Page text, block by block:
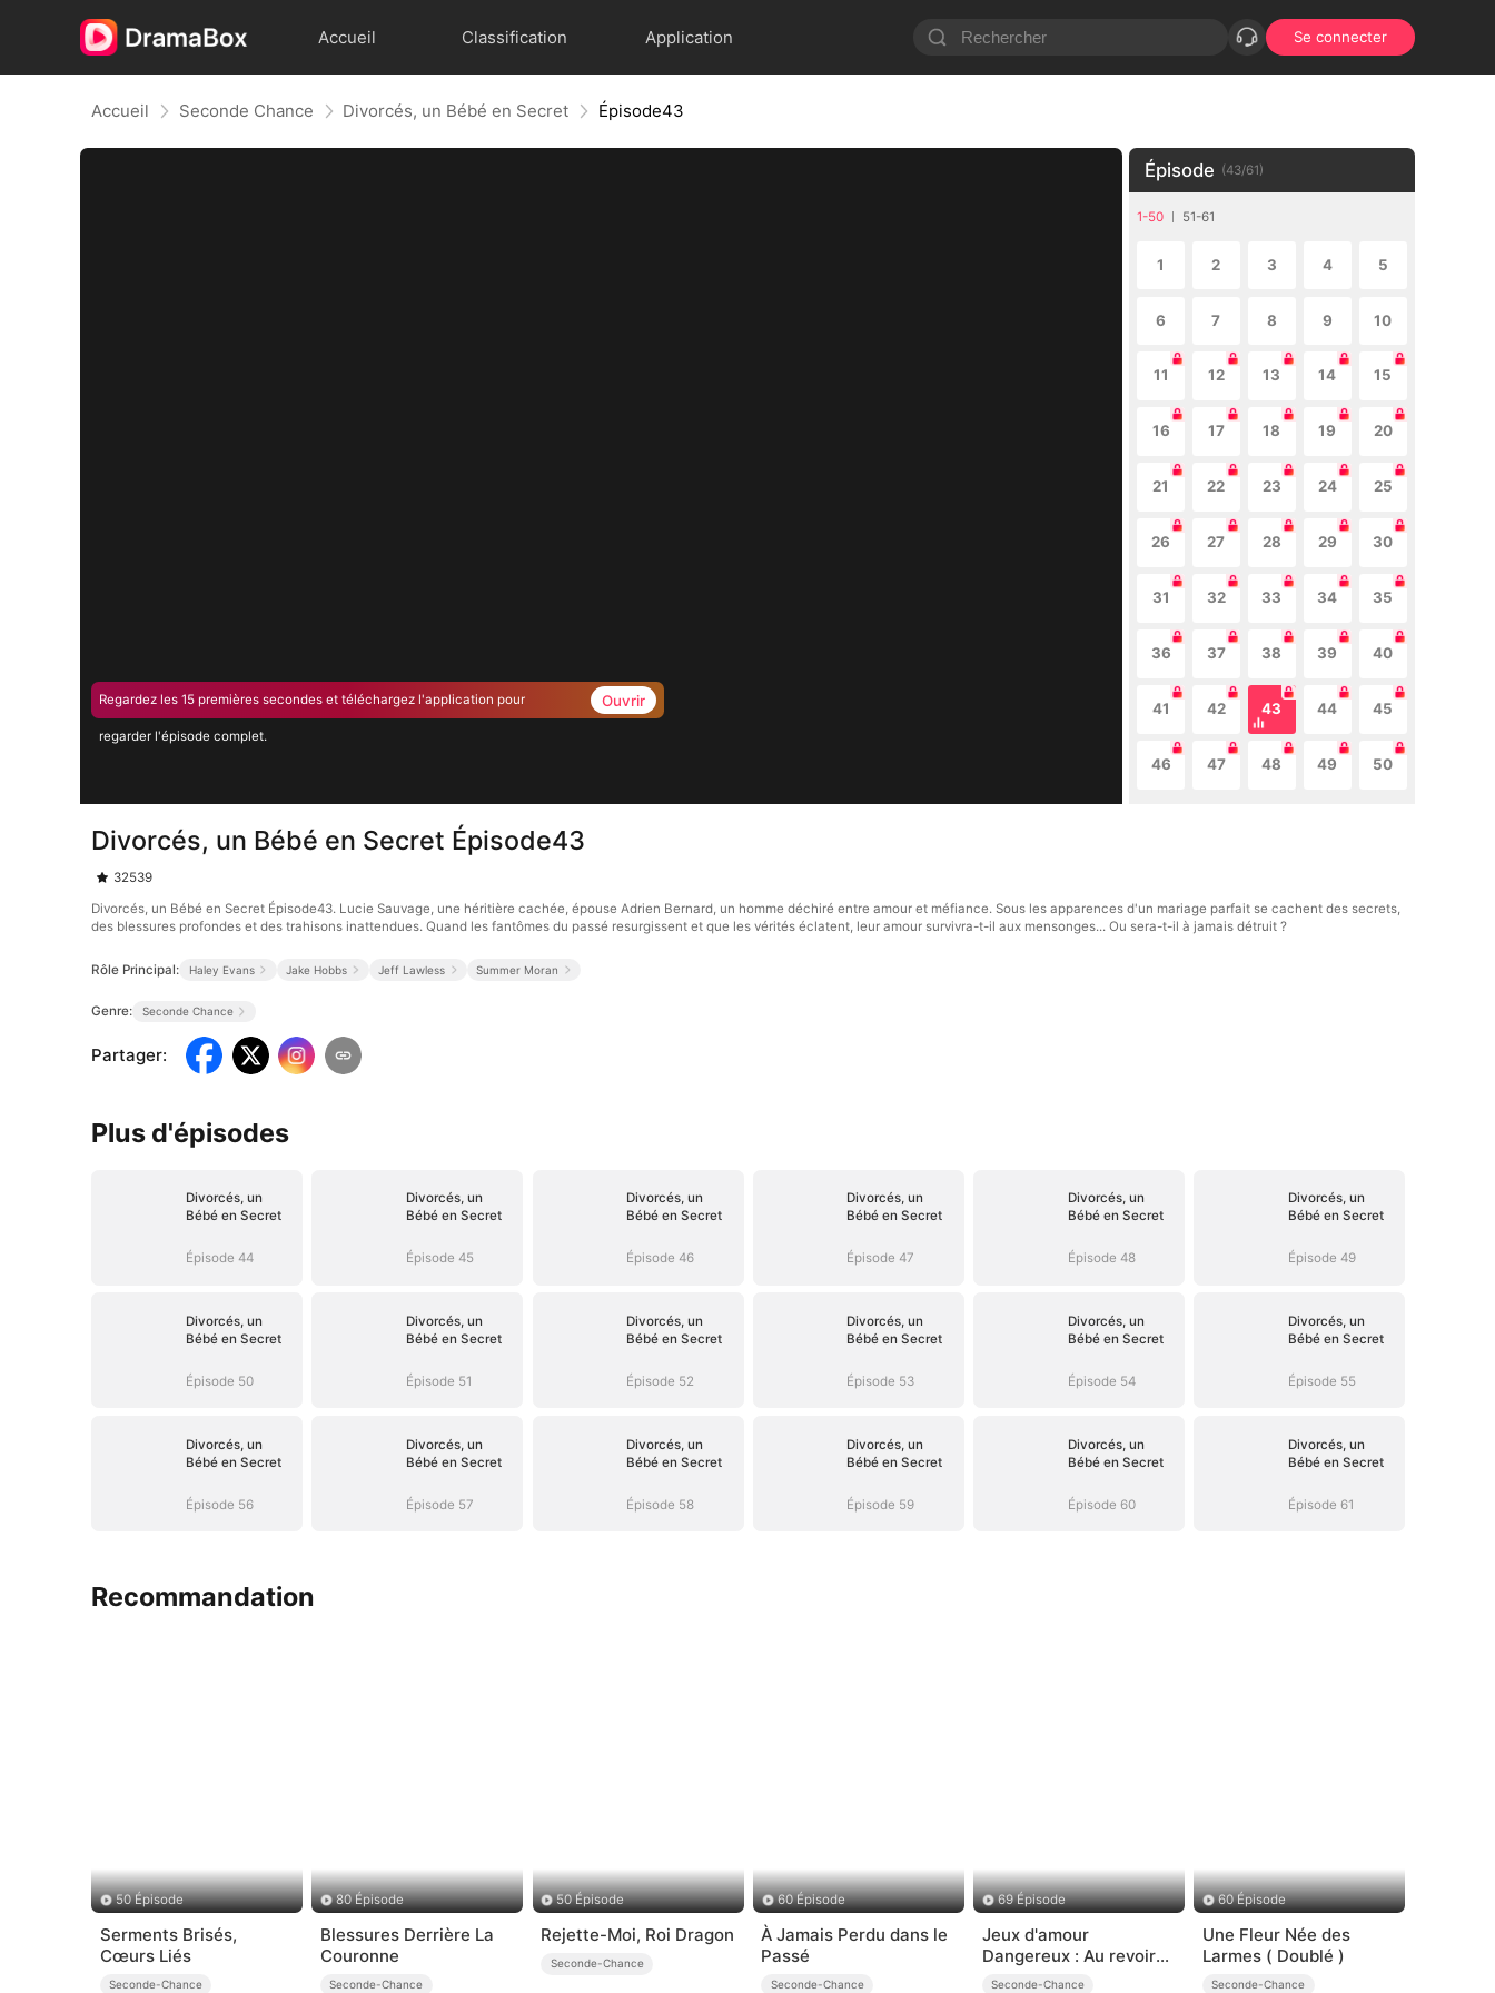
Accueil Classification Application Se connecter
Accueil Seconde Chance Divorcés, un Bébé en Secret Épisode43
Regardez les 15 premières secondes et téléchargez l'application pour
regarder l'épisode complet.
Ouvrir
Épisode (43/61)
1-50 51-61
1 2 3 4 5
6 7 8 9 10
11 12 13 14 15
16 17 18 19 20
21 22 23 24 25
26 27 28 29 30
31 32 33 34 35
36 37 38 39 40
41 42 43 44 45
46 47 48 49 50
Divorcés, un Bébé en Secret Épisode43
32539
Divorcés, un Bébé en Secret Épisode43. Lucie Sauvage, une héritière cachée, épouse Adrien Bernard, un homme déchiré entre amour et méfiance. Sous les apparences d'un mariage parfait se cachent des secrets,
des blessures profondes et des trahisons inattendues. Quand les fantômes du passé resurgissent et que les vérités éclatent, leur amour survivra-t-il aux mensonges... Ou sera-t-il à jamais détruit ?
Rôle Principal: Haley Evans Jake Hobbs Jeff Lawless Summer Moran
Genre: Seconde Chance
Partager:
Plus d'épisodes
Divorcés, un
Bébé en Secret
Épisode 44
Divorcés, un
Bébé en Secret
Épisode 45
Divorcés, un
Bébé en Secret
Épisode 46
Divorcés, un
Bébé en Secret
Épisode 47
Divorcés, un
Bébé en Secret
Épisode 48
Divorcés, un
Bébé en Secret
Épisode 49
Divorcés, un
Bébé en Secret
Épisode 50
Divorcés, un
Bébé en Secret
Épisode 51
Divorcés, un
Bébé en Secret
Épisode 52
Divorcés, un
Bébé en Secret
Épisode 53
Divorcés, un
Bébé en Secret
Épisode 54
Divorcés, un
Bébé en Secret
Épisode 55
Divorcés, un
Bébé en Secret
Épisode 56
Divorcés, un
Bébé en Secret
Épisode 57
Divorcés, un
Bébé en Secret
Épisode 58
Divorcés, un
Bébé en Secret
Épisode 59
Divorcés, un
Bébé en Secret
Épisode 60
Divorcés, un
Bébé en Secret
Épisode 61
Recommandation
50 Épisode
Serments Brisés,
Cœurs Liés
Seconde-Chance
80 Épisode
Blessures Derrière La
Couronne
Seconde-Chance
50 Épisode
Rejette-Moi, Roi Dragon
Seconde-Chance
60 Épisode
À Jamais Perdu dans le
Passé
Seconde-Chance
69 Épisode
Jeux d'amour
Dangereux : Au revoir
pour de bon
Seconde-Chance
60 Épisode
Une Fleur Née des
Larmes ( Doublé )
Seconde-Chance